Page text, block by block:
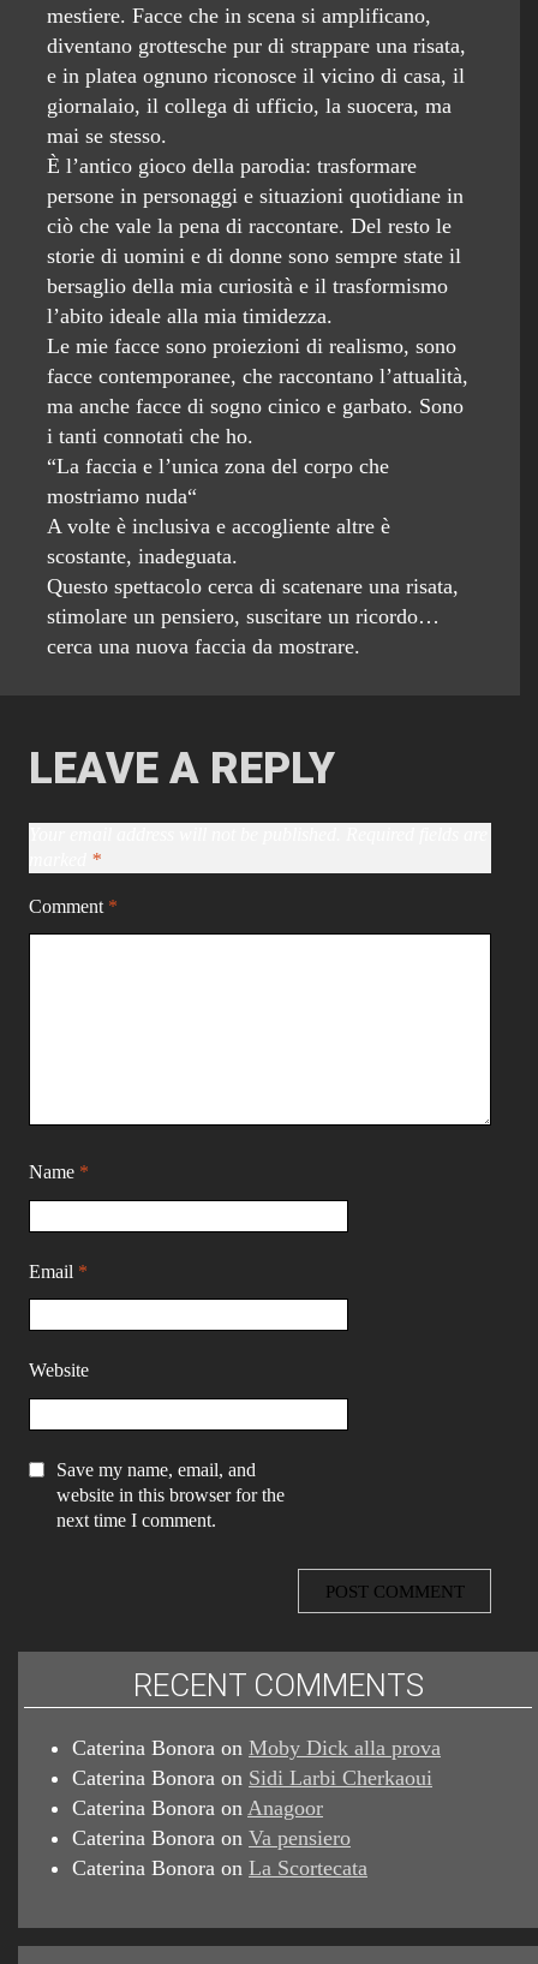
mestiere. Facce che in scena si amplificano,
diventano grottesche pur di strappare una risata,
e in platea ognuno riconosce il vicino di casa, il
giornalaio, il collega di ufficio, la suocera, ma
mai se stesso.
È l’antico gioco della parodia: trasformare
persone in personaggi e situazioni quotidiane in
ciò che vale la pena di raccontare. Del resto le
storie di uomini e di donne sono sempre state il
bersaglio della mia curiosità e il trasformismo
l’abito ideale alla mia timidezza.
Le mie facce sono proiezioni di realismo, sono
facce contemporanee, che raccontano l’attualità,
ma anche facce di sogno cinico e garbato. Sono
i tanti connotati che ho.
“La faccia e l’unica zona del corpo che
mostriamo nuda“
A volte è inclusiva e accogliente altre è
scostante, inadeguata.
Questo spettacolo cerca di scatenare una risata,
stimolare un pensiero, suscitare un ricordo…
cerca una nuova faccia da mostrare.
LEAVE A REPLY
*
Comment *
Name *
Email *
Website
Save my name, email, and
website in this browser for the
next time I comment.
RECENT COMMENTS
Caterina Bonora on Moby Dick alla prova
Caterina Bonora on Sidi Larbi Cherkaoui
Caterina Bonora on Anagoor
Caterina Bonora on Va pensiero
Caterina Bonora on La Scortecata